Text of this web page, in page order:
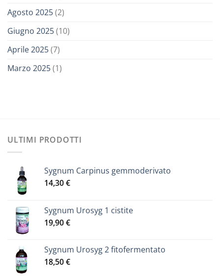
Agosto 2025(2)
Giugno 2025(10)
Aprile 2025(7)
Marzo 2025(1)
ULTIMI PRODOTTI
Sygnum Carpinus gemmoderivato
14,30€
Sygnum Urosyg 1 cistite
19,90€
Sygnum Urosyg 2 fitofermentato
18,50€